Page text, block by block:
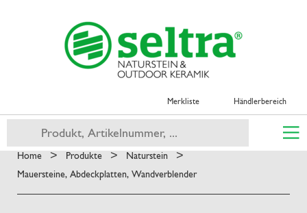
Merkliste Händlerbereich
Home > Produkte > Naturstein >
Mauersteine, Abdeckplatten, Wandverblender